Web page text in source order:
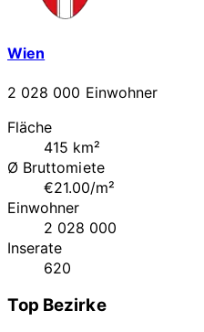
Wien
2 028 000 Einwohner
Fläche
415 km²
Ø Bruttomiete
€21.00/m²
Einwohner
2 028 000
Inserate
620
Top Bezirke